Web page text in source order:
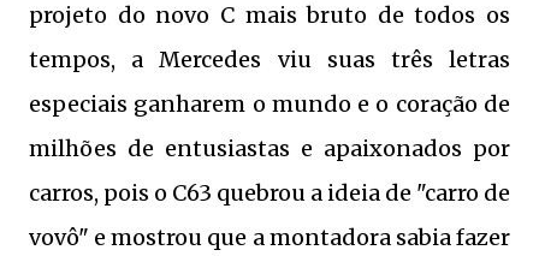
projeto do novo C mais bruto de todos os
tempos, a Mercedes viu suas três letras
especiais ganharem o mundo e o coração de
milhões de entusiastas e apaixonados por
carros, pois o C63 quebrou a ideia de "carro de
vovô" e mostrou que a montadora sabia fazer